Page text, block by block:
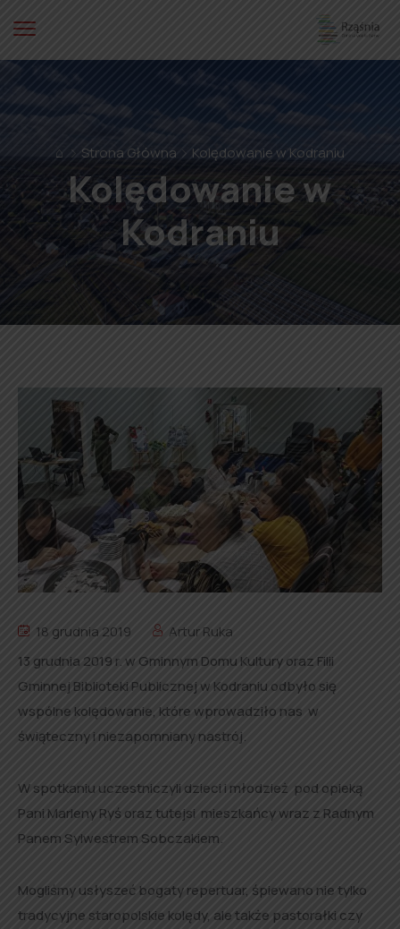
⌂ Strona Główna Kolędowanie w Kodraniu
Kolędowanie w
Kodraniu
18 grudnia 2019
Artur Ruka
13 grudnia 2019 r. w Gminnym Domu Kultury oraz Filii
Gminnej Biblioteki Publicznej w Kodraniu odbyło się
wspólne kolędowanie, które wprowadziło nas w
świąteczny i niezapomniany nastrój.
W spotkaniu uczestniczyli dzieci i młodzież pod opieką
Pani Marleny Ryś oraz tutejsi mieszkańcy wraz z Radnym
Panem Sylwestrem Sobczakiem.
Mogliśmy usłyszeć bogaty repertuar, śpiewano nie tylko
tradycyjne staropolskie kolędy, ale także pastorałki czy